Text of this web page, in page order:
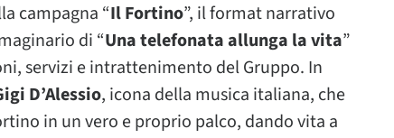
campagna “Il Fortino”, il format narrativo
di “Una telefonata allunga la vita”
servizi e intrattenimento del Gruppo. In
D’Alessio, icona della musica italiana, che
in un vero e proprio palco, dando vita a